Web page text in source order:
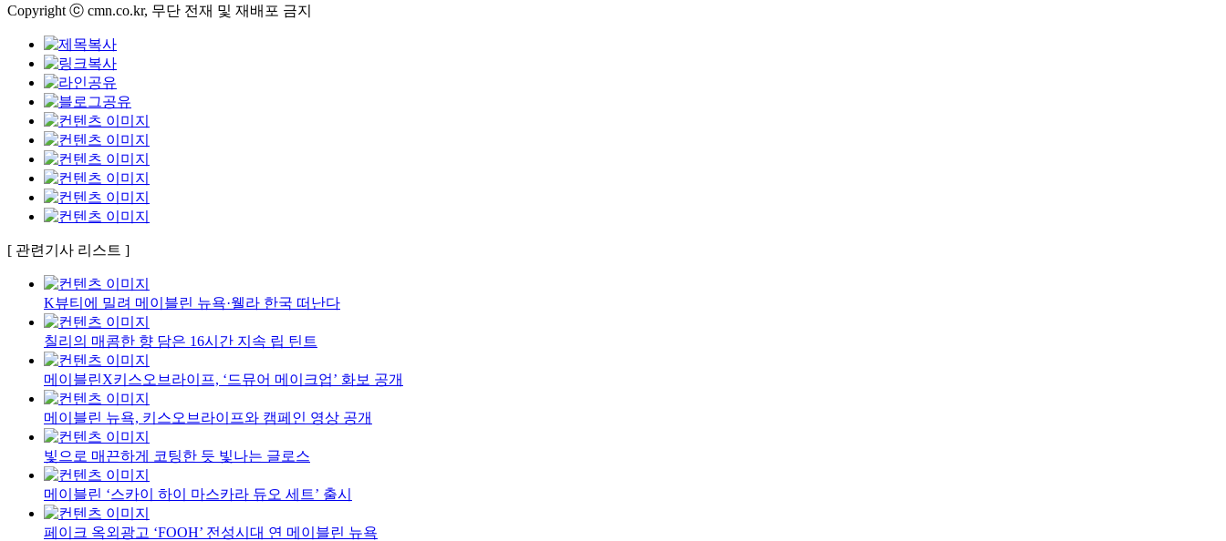
Copyright ⓒ cmn.co.kr, 무단 전재 및 재배포 금지
[ 관련기사 리스트 ]
K뷰티에 밀려 메이블린 뉴욕·웰라 한국 떠난다
칠리의 매콤한 향 담은 16시간 지속 립 틴트
메이블린X키스오브라이프, ‘드뮤어 메이크업’ 화보 공개
메이블린 뉴욕, 키스오브라이프와 캠페인 영상 공개
빛으로 매끈하게 코팅한 듯 빛나는 글로스
메이블린 ‘스카이 하이 마스카라 듀오 세트’ 출시
페이크 옥외광고 ‘FOOH’ 전성시대 연 메이블린 뉴욕